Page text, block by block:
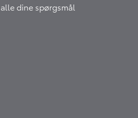
dine spørgsmål